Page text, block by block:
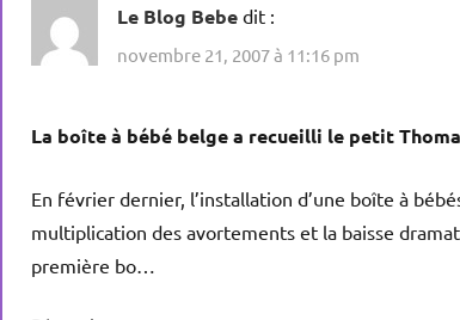
Le Blog Bebe dit :
novembre 21, 2007 à 11:16 pm
La boîte à bébé belge a recueilli le petit
En février dernier, l’installation d’une boîte à
multiplication des avortements et la baisse
première bo…